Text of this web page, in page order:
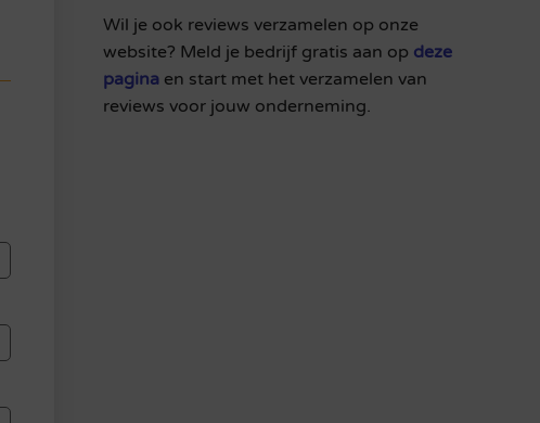
Wil je ook reviews verzamelen op onze
website? Meld je bedrijf gratis aan op deze
paginaen start met het verzamelen van
reviews voor jouw onderneming.